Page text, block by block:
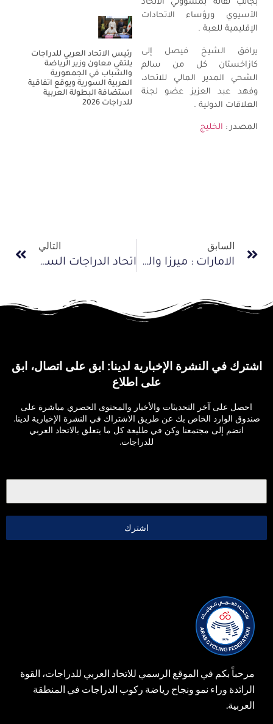
بجانب لقائه بمسؤولي الاتحاد
الآسيوي ورؤساء الاتحادات
الإقليمية للعبة .
يرافق الشيخ فيصل إلى
كازاخستان كل من سالم
الشحي المدير المالي للاتحاد،
وفهد عبد العزيز عضو لجنة
العلاقات الدولية .
المصدر : الخليج
رئيس الاتحاد العربي للدراجات
يلتقي معاون وزير الرياضة
والشباب في الجمهورية
العربية السورية ويوقع اتفاقية
استضافة البطولة العربية
للدراجات 2026
السابق
الامارات : ميرزا والمنصوري يتأهلان لبطولة العالم للدراجات
التالي
اتحاد الدراجات السعودي يعتمد إستراتيجيته و4 سباقات جديدة
اشترك في النشرة الإخبارية لدينا: ابق على اتصال، ابق
على اطلاع
احصل على آخر التحديثات والأخبار والمحتوى الحصري مباشرة على
صندوق الوارد الخاص بك عن طريق الاشتراك في النشرة الإخبارية لدينا.
انضم إلى مجتمعنا وكن في طليعة كل ما يتعلق بالاتحاد العربي
للدراجات.
اشترك
مرحباً بكم في الموقع الرسمي للاتحاد العربي للدراجات، القوة
الرائدة وراء نمو ونجاح رياضة ركوب الدراجات في المنطقة
العربية.